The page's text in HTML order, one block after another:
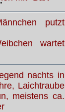
putzt
wartet
nachts in
Laichtraube
meistens ca.